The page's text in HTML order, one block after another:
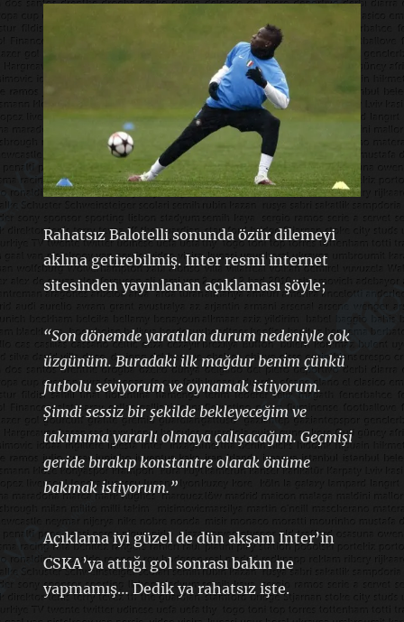
Rahatsız Balotelli sonunda özür dilemeyi
aklına getirebilmiş. Inter resmi internet
sitesinden yayınlanan açıklaması şöyle;
“Son dönemde yaratılan durum nedeniyle çok
üzgünüm. Buradaki ilk mağdur benim çünkü
futbolu seviyorum ve oynamak istiyorum.
Şimdi sessiz bir şekilde bekleyeceğim ve
takımıma yararlı olmaya çalışacağım. Geçmişi
geride bırakıp konstantre olarak önüme
bakmak istiyorum.”
Açıklama iyi güzel de dün akşam Inter’in
CSKA’ya attığı gol sonrası bakın ne
yapmamış… Dedik ya rahatsız işte.